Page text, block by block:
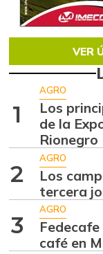
VER
1
AGRO
Los
de la
Rionegro
2
AGRO
Los
tercera
3
AGRO
café en